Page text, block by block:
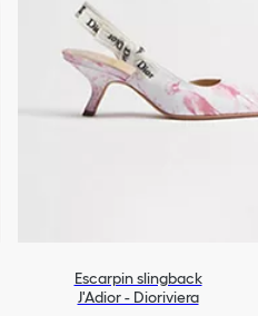
Escarpin slingback
J'Adior - Dioriviera